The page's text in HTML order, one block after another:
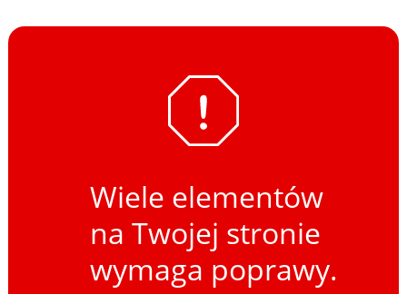
Wiele elementów
na Twojej stronie
wymaga poprawy.